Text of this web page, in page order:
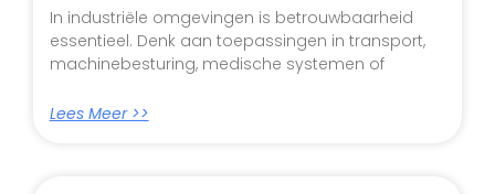
In industriële omgevingen is betrouwbaarheid
essentieel. Denk aan toepassingen in transport,
machinebesturing, medische systemen of
Lees Meer >>